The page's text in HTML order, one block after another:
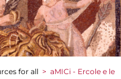
for all > aMICi - Ercole e le